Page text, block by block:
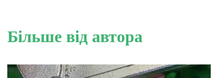
Більше від автора